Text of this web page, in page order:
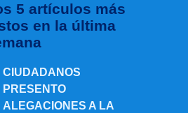
5 artículos más
en la última
CIUDADANOS
PRESENTO
ALEGACIONES A LA